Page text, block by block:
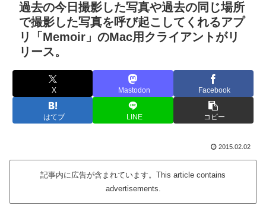
過去の今日撮影した写真や過去の同じ場所
で撮影した写真を呼び起こしてくれるアプ
リ「Memoir」のMac用クライアントがリ
リース。
X Mastodon Facebook
はてブ LINE コピー
2015.02.02
記事内に広告が含まれています。This article contains
advertisements.